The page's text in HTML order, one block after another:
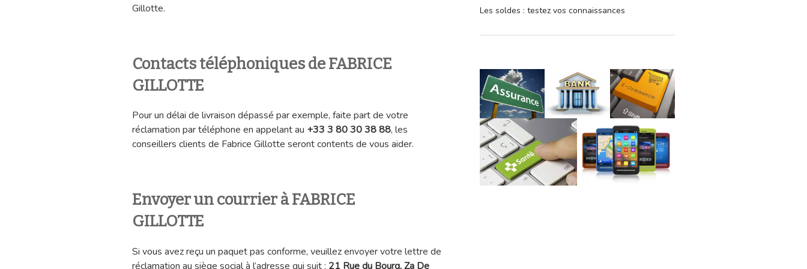
Gillotte.
Contacts téléphoniques de FABRICE
GILLOTTE
Pour un délai de livraison dépassé par exemple, faite part de votre
réclamation par téléphone en appelant au +33 3 80 30 38 88, les
conseillers clients de Fabrice Gillotte seront contents de vous aider.
Envoyer un courrier à FABRICE
GILLOTTE
Si vous avez reçu un paquet pas conforme, veuillez envoyer votre lettre de
réclamation au siège social à l’adresse qui suit : 21 Rue du Bourg, Za De
Les soldes : testez vos connaissances